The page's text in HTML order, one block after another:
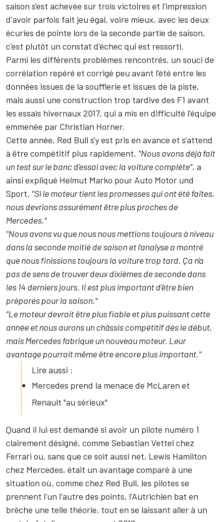
saison s'est achevée sur trois victoires et l'impression
d'avoir parfois fait jeu égal, voire mieux, avec les deux
écuries de pointe lors de la seconde partie de saison,
c'est plutôt un constat d'échec qui est ressorti.
Parmi les différents problèmes rencontrés, un souci de
corrélation repéré et corrigé peu avant l'été entre les
données issues de la soufflerie et issues de la piste,
mais aussi une construction trop tardive des F1 avant
les essais hivernaux 2017, qui a mis en difficulté l'équipe
emmenée par Christian Horner.
Cette année, Red Bull s'y est pris en avance et s'attend
à être compétitif plus rapidement. "Nous avons déjà fait
un test sur le banc d'essai avec la voiture complète", a
ainsi expliqué Helmut Marko pour Auto Motor und
Sport. "Si le moteur tient les promesses qui ont été faites,
nous devrions assurément être plus proches de
Mercedes."
"Nous avons vu que nous nous mettions toujours à niveau
dans la seconde moitié de saison et l'analyse a montré
que nous finissions toujours la voiture trop tard. Ça n'a
pas de sens de trouver deux dixièmes de seconde dans
les 14 derniers jours. Il est plus important d'être bien
préparés pour la saison."
"Le moteur devrait être plus fiable et plus puissant cette
année et nous aurons un châssis compétitif dès le début,
mais Mercedes fabrique un nouveau moteur. Leur
avantage pourrait même être encore plus important."
Lire aussi :
Mercedes prend la menace de McLaren et
Renault "au sérieux"
Quand il lui est demandé si avoir un pilote numéro 1
clairement désigné, comme Sebastian Vettel chez
Ferrari ou, sans que ce soit aussi net, Lewis Hamilton
chez Mercedes, était un avantage comparé à une
situation où, comme chez Red Bull, les pilotes se
prennent l'un l'autre des points, l'Autrichien bat en
brèche une telle théorie, tout en se laissant aller à un